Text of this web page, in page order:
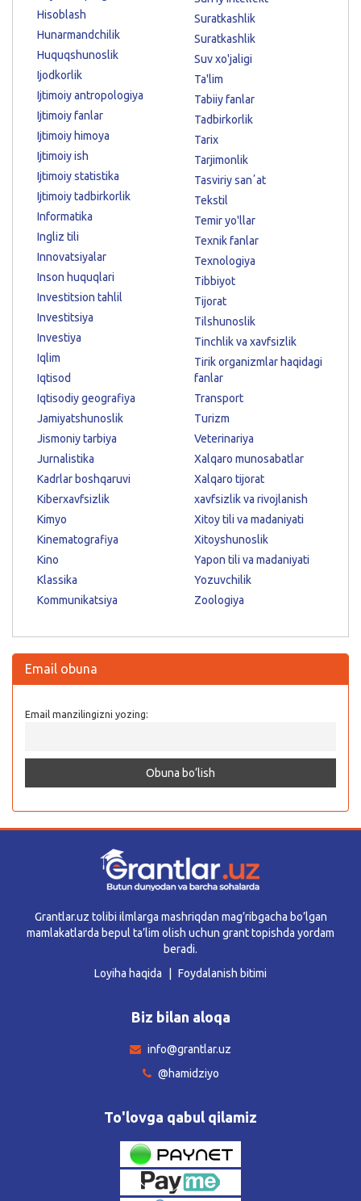
Hisoblash
Hunarmandchilik
Huquqshunoslik
Ijodkorlik
Ijtimoiy antropologiya
Ijtimoiy fanlar
Ijtimoiy himoya
Ijtimoiy ish
Ijtimoiy statistika
Ijtimoiy tadbirkorlik
Informatika
Ingliz tili
Innovatsiyalar
Inson huquqlari
Investitsion tahlil
Investitsiya
Investiya
Iqlim
Iqtisod
Iqtisodiy geografiya
Jamiyatshunoslik
Jismoniy tarbiya
Jurnalistika
Kadrlar boshqaruvi
Kiberxavfsizlik
Kimyo
Kinematografiya
Kino
Klassika
Kommunikatsiya
Suratkashlik
Suratkashlik
Suv xo'jaligi
Ta'lim
Tabiiy fanlar
Tadbirkorlik
Tarix
Tarjimonlik
Tasviriy sanʼat
Tekstil
Temir yo'llar
Texnik fanlar
Texnologiya
Tibbiyot
Tijorat
Tilshunoslik
Tinchlik va xavfsizlik
Tirik organizmlar haqidagi
fanlar
Transport
Turizm
Veterinariya
Xalqaro munosabatlar
Xalqaro tijorat
xavfsizlik va rivojlanish
Xitoy tili va madaniyati
Xitoyshunoslik
Yapon tili va madaniyati
Yozuvchilik
Zoologiya
Email obuna
Email manzilingizni yozing:
Grantlar.uz tolibi ilmlarga mashriqdan mag’ribgacha bo’lgan
mamlakatlarda bepul ta’lim olish uchun grant topishda yordam
beradi.
Loyiha haqida
Foydalanish bitimi
Biz bilan aloqa
info@grantlar.uz
@hamidziyo
To'lovga qabul qilamiz